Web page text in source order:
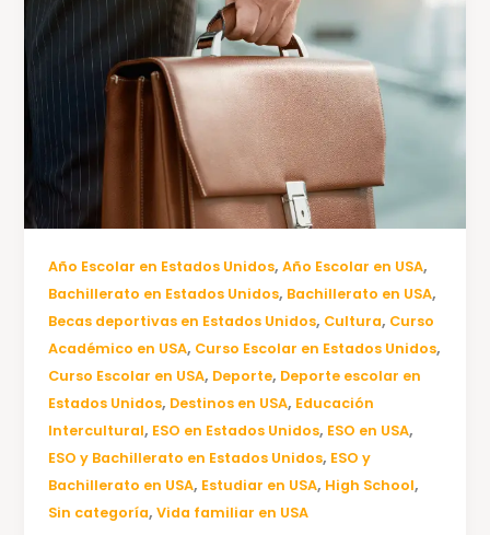
Año Escolar en Estados Unidos,Año Escolar en USA,
Bachillerato en Estados Unidos, Bachillerato en USA,
Becas deportivas en Estados Unidos, Cultura, Curso
Académico en USA, Curso Escolar en Estados Unidos,
Curso Escolar en USA, Deporte, Deporte escolar en
Estados Unidos, Destinos en USA, Educación
Intercultural, ESO en Estados Unidos, ESO en USA,
ESO y Bachillerato en Estados Unidos, ESO y
Bachillerato en USA, Estudiar en USA, High School,
Sin categoría,Vida familiar en USA